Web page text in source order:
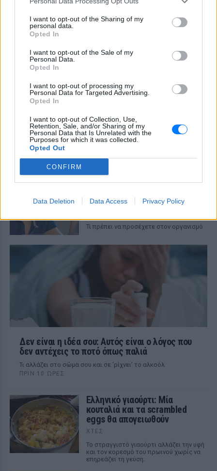
I want to opt-out of the Sharing of my
personal data.
Opted In
I want to opt-out of the Sale of my
Personal Data.
Opted In
I want to opt-out of processing my
Personal Data for Targeted Advertising.
Opted In
I want to opt-out of Collection, Use,
Retention, Sale, and/or Sharing of my
Personal Data that Is Unrelated with the
Purposes for which it was collected.
Opted Out
CONFIRM
Data Deletion Data Access Privacy Policy
ΣΤΗΝ ΙΔΙΑ ΚΑΤΗΓΟΡΙΑ
φέρνουν σε δύσκολη θέση (και
Από πού ξεκινά η αμηχανία όταν σε
επαινούν
3 σημάδια πως χρειάζεσαι
βιταμίνη D
ΠΡΙΝ 10 ΏΡΕΣ
θέμα είναι αν τα ακούς
Χαμηλός σίδηρος; Τα 4 σημάδια
αγνοήσετε
Τι πρέπει να προσέχετε στον οργανισμό
Δεν είναι η ιδέα σου: Αυτός είναι ο λόγος που
δεν αντέχεις το ποτό όπως παλιά
Τι αλλάζει στο σώμα σου και σε ‘ρίχνει’ το αλκοόλ
ΠΡΙΝ 10 ΏΡΕΣ
Ελληνικό γιαούρτι: Μία
κουταλιά και τα scrambled
eggs θα απογειωθούν
ΧΤΕΣ
Το στραγγιστό γιαούρτι αλλάζει την υφή
και τον κορεσμό του πρωινού χωρίς να
επηρεάζει τη γεύση.